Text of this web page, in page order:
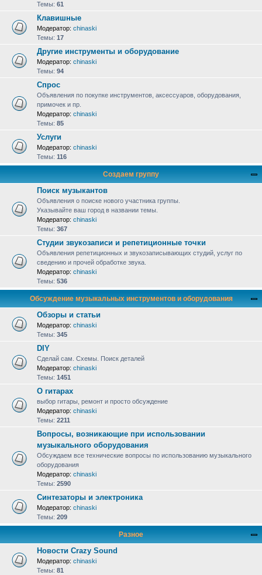
Темы: 61
Клавишные
Модератор: chinaski
Темы: 17
Другие инструменты и оборудование
Модератор: chinaski
Темы: 94
Спрос
Объявления по покупке инструментов, аксессуаров, оборудования,
примочек и пр.
Модератор: chinaski
Темы: 85
Услуги
Модератор: chinaski
Темы: 116
Создаем группу
Поиск музыкантов
Объявления о поиске нового участника группы.
Указывайте ваш город в названии темы.
Модератор: chinaski
Темы: 367
Студии звукозаписи и репетиционные точки
Объявления репетиционных и звукозаписывающих студий, услуг по
сведению и прочей обработке звука.
Модератор: chinaski
Темы: 536
Обсуждение музыкальных инструментов и оборудования
Обзоры и статьи
Модератор: chinaski
Темы: 345
DIY
Сделай сам. Схемы. Поиск деталей
Модератор: chinaski
Темы: 1451
О гитарах
выбор гитары, ремонт и просто обсуждение
Модератор: chinaski
Темы: 2211
Вопросы, возникающие при использовании
музыкального оборудования
Обсуждаем все технические вопросы по использованию музыкального
оборудования
Модератор: chinaski
Темы: 2590
Синтезаторы и электроника
Модератор: chinaski
Темы: 209
Разное
Новости Crazy Sound
Модератор: chinaski
Темы: 81